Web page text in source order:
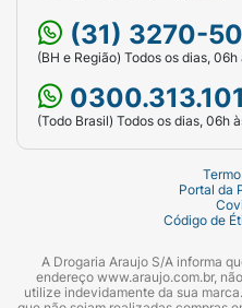
(31) 3270-
(BH e Região) Todos os dias,
(Todo Brasil) Todos os dias, 06h
Portal da
Código de
A Drogaria Araujo S/A informa
endereço www.araujo.com.br,
utilize indevidamente da sua